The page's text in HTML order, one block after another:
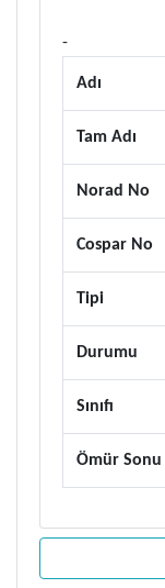
-
Adı
Tam Adı
Norad No
Cospar No
Tipi
Durumu
Sınıfı
Ömür Sonu